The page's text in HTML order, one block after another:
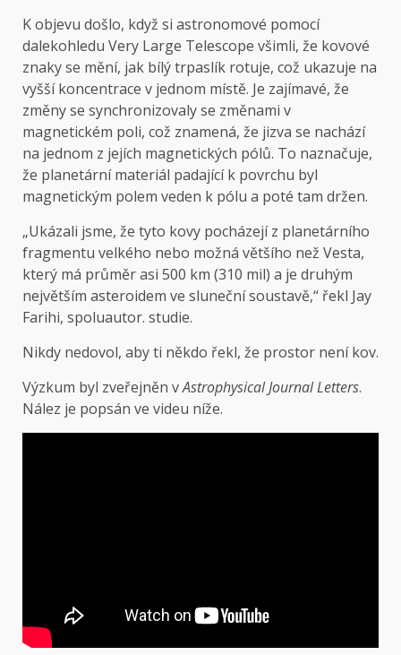
K objevu došlo, když si astronomové pomocí
dalekohledu Very Large Telescope všimli, že kovové
znaky se mění, jak bílý trpaslík rotuje, což ukazuje na
vyšší koncentrace v jednom místě. Je zajímavé, že
změny se synchronizovaly se změnami v
magnetickém poli, což znamená, že jizva se nachází
na jednom z jejích magnetických pólů. To naznačuje,
že planetární materiál padající k povrchu byl
magnetickým polem veden k pólu a poté tam držen.
„Ukázali jsme, že tyto kovy pocházejí z planetárního
fragmentu velkého nebo možná většího než Vesta,
který má průměr asi 500 km (310 mil) a je druhým
největším asteroidem ve sluneční soustavě,“ řekl Jay
Farihi, spoluautor. studie.
Nikdy nedovol, aby ti někdo řekl, že prostor není kov.
Výzkum byl zveřejněn vAstrophysical Journal Letters.
Nález je popsán ve videu níže.